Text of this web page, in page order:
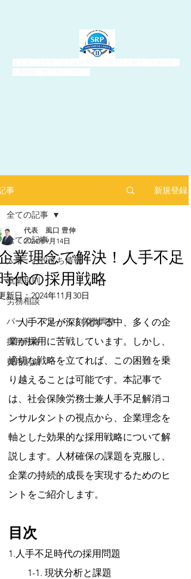
2025年1月にリリースした求人サイト「あるバ
イ」を運営する㈱ヒプスターの情報サイトに、
弊社が掲載されました！
「あるバイ」は無料掲載(2025年6月現在)、採用
しても費用が掛からない媒体です。
​是非、ご活用ください！！
【あるバイ関東版】アルバイト・バイト・パー
トの求人・仕事を探そう！アルバイト情報はこ
こに【あるバイ】
事 新規登録
全ての記事
人事 お役立ち情報
就業規則
労務相談
パート・アルバイト労働調整
採用戦略
費用削減
全ての記事
業理念で解決！人手不足
代の採用戦略
代表 風口 豊伸
2024年9月14日
新日：2024年11月30日
5つ星のうちNaNと評価されています。
人手不足が深刻化する中、多くの企
業が採用に苦戦しています。しかし、
適切な戦略を立てれば、この困難を乗
り越えることは可能です。本記事で
は、社会保険労務士兼人手不足解消コ
ンサルタントの視点から、企業理念を
軸とした効果的な採用戦略について解
説します。人材確保の課題を克服し、
企業の持続的成長を実現するためのヒ
ントをご紹介します。
目次
1.人手不足時代の採用問題
1-1. 現状分析と課題